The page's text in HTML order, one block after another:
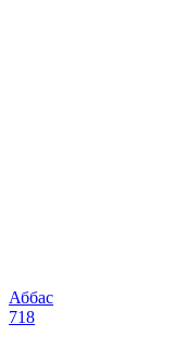
Аббас
718